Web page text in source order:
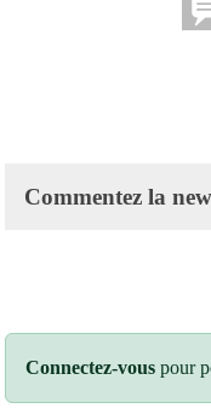
Commentez la
Connectez-vous pour